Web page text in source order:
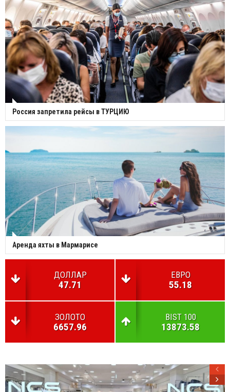
Россия запретила рейсы в ТУРЦИЮ
Аренда яхты в Мармарисе
ДОЛЛАР
47.71
ЕВРО
55.18
ЗОЛОТО
6657.96
BIST 100
13873.58